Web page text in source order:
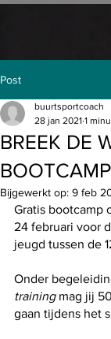
Post
BREEK DE
buurtsportcoach
28 jan 2021 1
Bijgewerkt op: 9 feb
Gratis bootcamp
24 februari voor
jeugd tussen de
Onder
training mag jij
gaan tijdens het